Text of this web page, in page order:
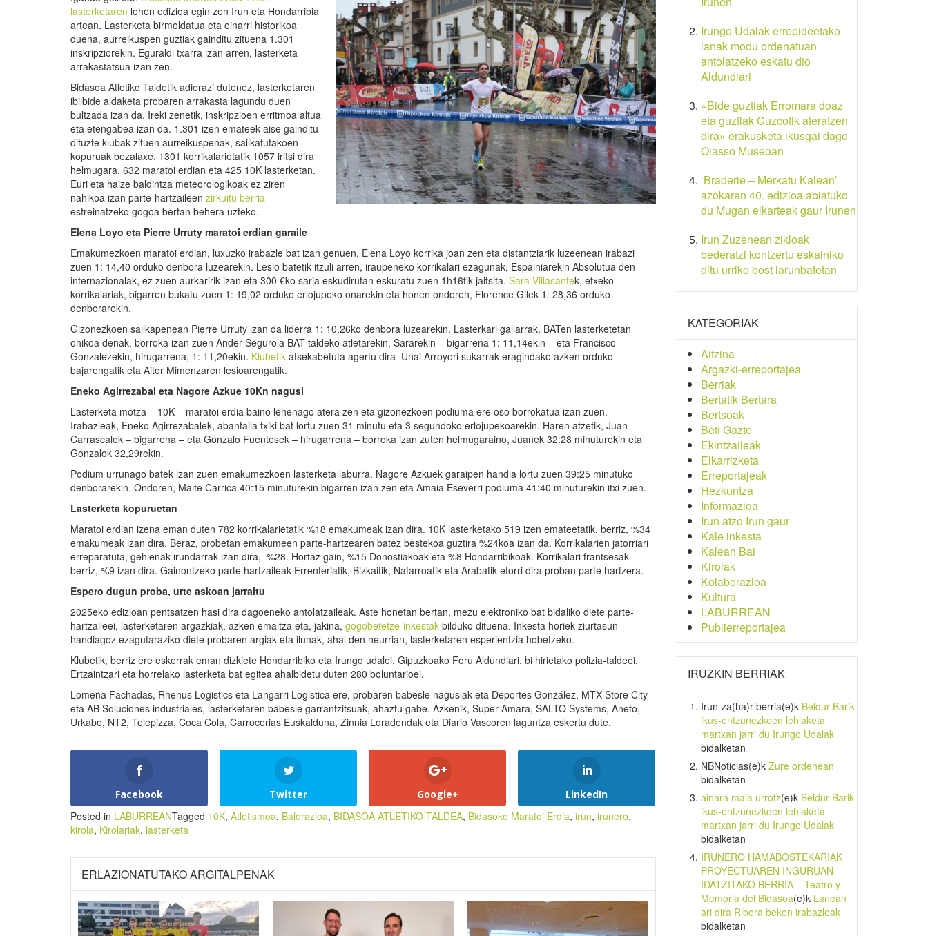
lasterketaren lehen edizioa egin zen Irun eta Hondarribia
artean. Lasterketa birmoldatua eta oinarri historikoa
duena, aurreikuspen guztiak gainditu zituena 1.301
inskripziorekin. Eguraldi txarra izan arren, lasterketa
arrakastatsua izan zen.
Bidasoa Atletiko Taldetik adierazi dutenez, lasterketaren
ibilbide aldaketa probaren arrakasta lagundu duen
bultzada izan da. Ireki zenetik, inskripzioen erritmoa altua
eta etengabea izan da. 1.301 izen emateek aise gainditu
dituzte klubak zituen aurreikuspenak, sailkatutakoen
kopuruak bezalaxe. 1301 korrikalarietatik 1057 iritsi dira
helmugara, 632 maratoi erdian eta 425 10K lasterketan.
Euri eta haize baldintza meteorologikoak ez ziren
nahikoa izan parte-hartzaileen zirkuitu berria
estreinatzeko gogoa bertan behera uzteko.
Elena Loyo eta Pierre Urruty maratoi erdian garaile
Emakumezkoen maratoi erdian, luxuzko irabazle bat izan genuen. Elena Loyo korrika joan zen eta distantziarik luzeenean irabazi
zuen 1: 14,40 orduko denbora luzearekin. Lesio batetik itzuli arren, iraupeneko korrikalari ezagunak, Espainiarekin Absolutua den
internazionalak, ez zuen aurkaririk izan eta 300 €ko saria eskudirutan eskuratu zuen 1h16tik jaitsita. Sara Villasantek, etxeko
korrikalariak, bigarren bukatu zuen 1: 19,02 orduko erlojupeko onarekin eta honen ondoren, Florence Gilek 1: 28,36 orduko
denborarekin.
Gizonezkoen sailkapenean Pierre Urruty izan da liderra 1: 10,26ko denbora luzearekin. Lasterkari galiarrak, BATen lasterketetan
ohikoa denak, borroka izan zuen Ander Segurola BAT taldeko atletarekin, Sararekin – bigarrena 1: 11,14ekin – eta Francisco
Gonzalezekin, hirugarrena, 1: 11,20ekin. Klubetik atsekabetuta agertu dira Unai Arroyori sukarrak eragindako azken orduko
bajarengatik eta Aitor Mimenzaren lesioarengatik.
Eneko Agirrezabal eta Nagore Azkue 10Kn nagusi
Lasterketa motza – 10K – maratoi erdia baino lehenago atera zen eta gizonezkoen podiuma ere oso borrokatua izan zuen.
Irabazleak, Eneko Agirrezabalek, abantaila txiki bat lortu zuen 31 minutu eta 3 segundoko erlojupekoarekin. Haren atzetik, Juan
Carrascalek – bigarrena – eta Gonzalo Fuentesek – hirugarrena – borroka izan zuten helmugaraino, Juanek 32:28 minuturekin eta
Gonzalok 32,29rekin.
Podium urrunago batek izan zuen emakumezkoen lasterketa laburra. Nagore Azkuek garaipen handia lortu zuen 39:25 minutuko
denborarekin. Ondoren, Maite Carrica 40:15 minuturekin bigarren izan zen eta Amaia Eseverri podiuma 41:40 minuturekin itxi zuen.
Lasterketa kopuruetan
Maratoi erdian izena eman duten 782 korrikalarietatik %18 emakumeak izan dira. 10K lasterketako 519 izen emateetatik, berriz, %34
emakumeak izan dira. Beraz, probetan emakumeen parte-hartzearen batez bestekoa guztira %24koa izan da. Korrikalarien jatorriari
erreparatuta, gehienak irundarrak izan dira, %28. Hortaz gain, %15 Donostiakoak eta %8 Hondarribikoak. Korrikalari frantsesak
berriz, %9 izan dira. Gainontzeko parte hartzaileak Errenteriatik, Bizkaitik, Nafarroatik eta Arabatik etorri dira proban parte hartzera.
Espero dugun proba, urte askoan jarraitu
2025eko edizioan pentsatzen hasi dira dagoeneko antolatzaileak. Aste honetan bertan, mezu elektroniko bat bidaliko diete parte-
hartzaileei, lasterketaren argazkiak, azken emaitza eta, jakina, gogobetetze-inkestak bilduko dituena. Inkesta horiek ziurtasun
handiagoz ezagutaraziko diete probaren argiak eta ilunak, ahal den neurrian, lasterketaren esperientzia hobetzeko.
Klubetik, berriz ere eskerrak eman dizkiete Hondarribiko eta Irungo udalei, Gipuzkoako Foru Aldundiari, bi hirietako polizia-taldeei,
Ertzaintzari eta horrelako lasterketa bat egitea ahalbidetu duten 280 boluntarioei.
Lomeña Fachadas, Rhenus Logistics eta Langarri Logistica ere, probaren babesle nagusiak eta Deportes González, MTX Store City
eta AB Soluciones industriales, lasterketaren babesle garrantzitsuak, ahaztu gabe. Azkenik, Super Amara, SALTO Systems, Aneto,
Urkabe, NT2, Telepizza, Coca Cola, Carrocerias Euskalduna, Zinnia Loradendak eta Diario Vascoren laguntza eskertu dute.
Facebook Twitter Google+ LinkedIn
Posted in LABURREANTagged 10K, Atletismoa, Balorazioa, BIDASOA ATLETIKO TALDEA, Bidasoko Maratoi Erdia, irun, irunero,
kirola, Kirolariak, lasterketa
ERLAZIONATUTAKO ARGITALPENAK
Irungo Udalak errepideetako
lanak modu ordenatuan
antolatzeko eskatu dio
Aldundiari
«Bide guztiak Erromara doaz
eta guztiak Cuzcotik ateratzen
dira» erakusketa ikusgai dago
Oiasso Museoan
‘Braderie – Merkatu Kalean’
azokaren 40. edizioa abiatuko
du Mugan elkarteak gaur Irunen
Irun Zuzenean zikloak
bederatzi kontzertu eskainiko
ditu urriko bost larunbatetan
KATEGORIAK
Aitzina
Argazki-erreportajea
Berriak
Bertatik Bertara
Bertsoak
Beti Gazte
Ekintzaileak
Elkarrizketa
Erreportajeak
Hezkuntza
Informazioa
Irun atzo Irun gaur
Kale inkesta
Kalean Bai
Kirolak
Kolaborazioa
Kultura
LABURREAN
Publierreportajea
IRUZKIN BERRIAK
Irun-za(ha)r-berria(e)k Beldur Barik
ikus-entzunezkoen lehiaketa
martxan jarri du Irungo Udalak
bidalketan
NBNoticias(e)k Zure ordenean
bidalketan
ainara maia urrotz(e)k Beldur Barik
ikus-entzunezkoen lehiaketa
martxan jarri du Irungo Udalak
bidalketan
IRUNERO HAMABOSTEKARIAK
PROYECTUAREN INGURUAN
IDATZITAKO BERRIA – Teatro y
Memoria del Bidasoa(e)k Lanean
ari dira Ribera beken irabazleak
bidalketan